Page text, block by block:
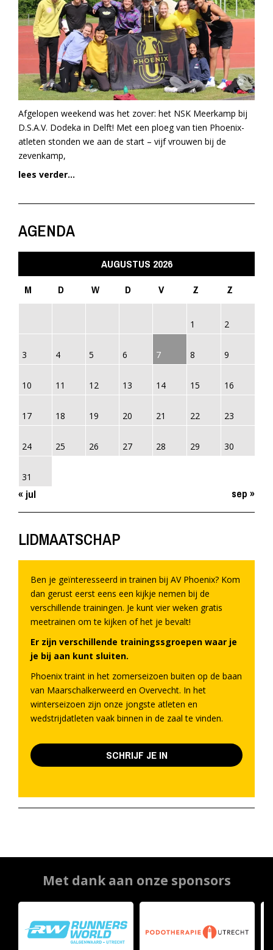
Afgelopen weekend was het zover: het NSK Meerkamp bij
D.S.A.V. Dodeka in Delft! Met een ploeg van tien Phoenix-
atleten stonden we aan de start – vijf vrouwen bij de
zevenkamp,
lees verder...
AGENDA
AUGUSTUS 2026
M
D W D V Z Z
1 2
3 4 5 6 7 8 9
10 11 12 13 14 15 16
17 18 19 20 21 22 23
24 25 26 27 28 29 30
31
« jul sep »
LIDMAATSCHAP
Ben je geïnteresseerd in trainen bij AV Phoenix? Kom
dan gerust eerst eens een kijkje nemen bij de
verschillende trainingen. Je kunt vier weken gratis
meetrainen om te kijken of het je bevalt!
Er zijn verschillende trainingssgroepen waar je
je bij aan kunt sluiten.
Phoenix traint in het zomerseizoen buiten op de baan
van Maarschalkerweerd en Overvecht. In het
winterseizoen zijn onze jongste atleten en
wedstrijdatleten vaak binnen in de zaal te vinden.
SCHRIJF JE IN
Met dank aan onze sponsors